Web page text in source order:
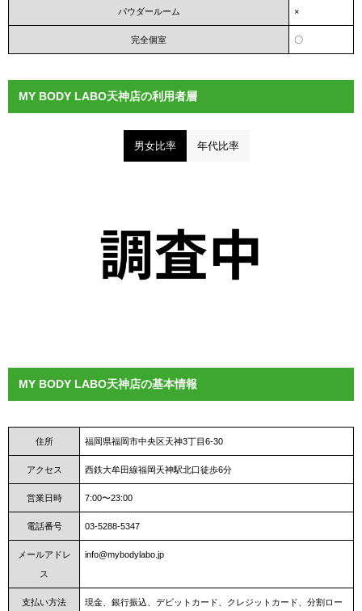
パウダールーム ×
完全個室 〇
MY BODY LABO天神店の利用者層
男女比率 年代比率
MY BODY LABO天神店の基本情報
住所 福岡県福岡市中央区天神3丁目6-30
アクセス 西鉄大牟田線福岡天神駅北口徒歩6分
営業日時 7:00〜23:00
電話番号 03-5288-5347
メールアドレ
ス
info@mybodylabo.jp
支払い方法
現金、銀行振込、デビットカード、クレジットカード、分割ロー